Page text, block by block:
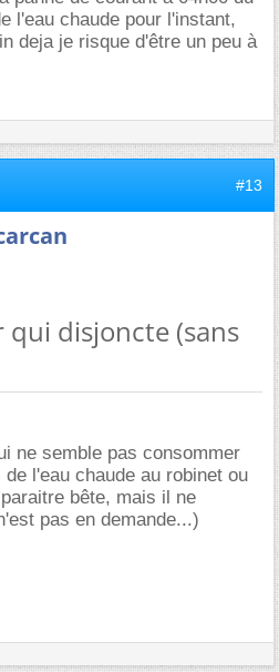
l'eau chaude pour l'instant,
deja je risque d'être un peu à
#13
qui disjoncte (sans
ne semble pas consommer
l'eau chaude au robinet ou
bête, mais il ne
pas en demande...)